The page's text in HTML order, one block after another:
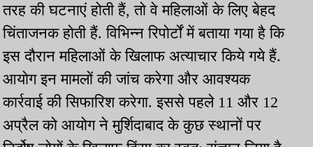
तरह की घटनाएं होती हैं, तो वे महिलाओं के लिए बेहद
चिंताजनक होती हैं. विभिन्न रिपोर्टों में बताया गया है कि
इस दौरान महिलाओं के खिलाफ अत्याचार किये गये हैं.
आयोग इन मामलों की जांच करेगा और आवश्यक
कार्रवाई की सिफारिश करेगा. इससे पहले 11 और 12
अप्रैल को आयोग ने मुर्शिदाबाद के कुछ स्थानों पर